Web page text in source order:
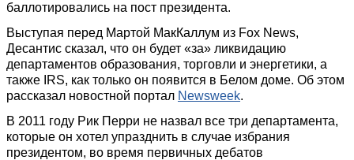
баллотировались на пост президента.
Выступая перед Мартой МакКаллум из Fox News,
Десантис сказал, что он будет «за» ликвидацию
департаментов образования, торговли и энергетики, а
также IRS, как только он появится в Белом доме. Об этом
рассказал новостной портал Newsweek.
В 2011 году Рик Перри не назвал все три департамента,
которые он хотел упразднить в случае избрания
президентом, во время первичных дебатов